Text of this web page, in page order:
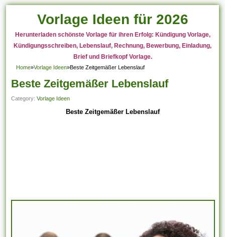
Vorlage Ideen für 2026
Herunterladen schönste Vorlage für ihren Erfolg: Kündigung Vorlage,
Kündigungsschreiben, Lebenslauf, Rechnung, Bewerbung, Einladung,
Brief und Briefkopf Vorlage.
Home»Vorlage Ideen»Beste Zeitgemäßer Lebenslauf
Beste Zeitgemäßer Lebenslauf
Category:Vorlage Ideen
Beste Zeitgemäßer Lebenslauf